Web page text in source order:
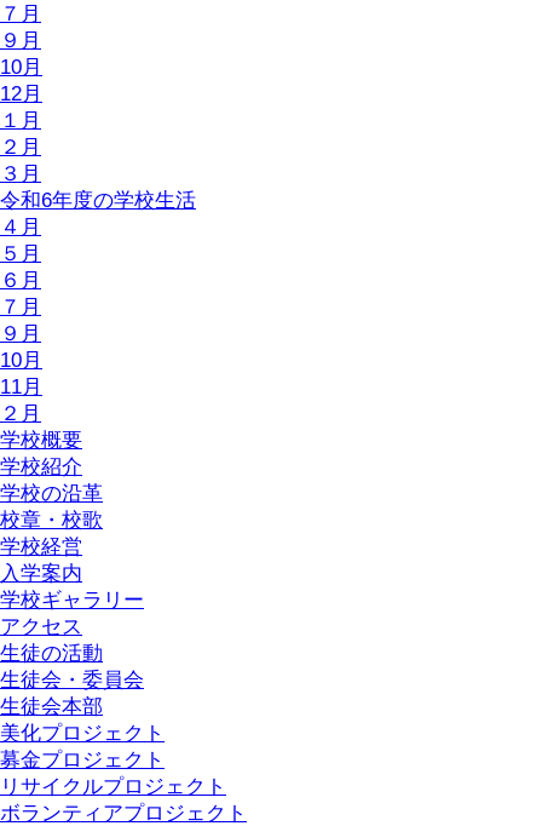
７月
９月
10月
12月
１月
２月
３月
令和6年度の学校生活
４月
５月
６月
７月
９月
10月
11月
２月
学校概要
学校紹介
学校の沿革
校章・校歌
学校経営
入学案内
学校ギャラリー
アクセス
生徒の活動
生徒会・委員会
生徒会本部
美化プロジェクト
募金プロジェクト
リサイクルプロジェクト
ボランティアプロジェクト